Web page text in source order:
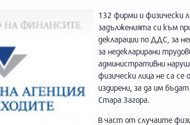
132 фирми и физически
задълженията си към
декларации по ДДС, за
за недекларирани
административни
физически лица не са
издирени, за да им
Стара Загора.
В част от случаите